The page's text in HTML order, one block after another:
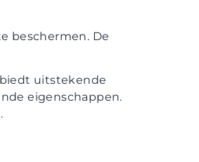
beschermen. De
uitstekende
eigenschappen.